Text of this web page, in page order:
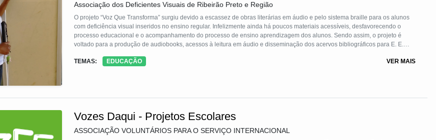
Associação dos Deficientes Visuais de Ribeirão Preto e Região
O projeto “Voz Que Transforma” surgiu devido a escassez de obras literárias em áudio e pelo sistema braille para os alunos
com deficiência visual inseridos no ensino regular. Infelizmente ainda há poucos materiais acessíveis, desfavorecendo o
processo educacional e o acompanhamento do processo de ensino aprendizagem dos alunos. Sendo assim, o projeto é
voltado para a produção de audiobooks, acessos à leitura em áudio e disseminação dos acervos bibliográficos para E. E.
O acesso do livro em áudio proporciona uma efetiva participação dos usuários no ensino regular, e o desenvolvimento de
TEMAS: EDUCAÇÃO VER MAIS
Vozes Daqui - Projetos Escolares
ASSOCIAÇÃO VOLUNTÁRIOS PARA O SERVIÇO INTERNACIONAL